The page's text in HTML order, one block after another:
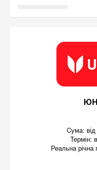
Cума: від
Термін:
Реальна річна